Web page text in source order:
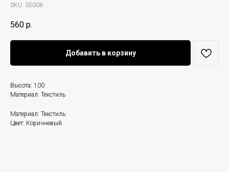
SKU: 35006
560 р.
Добавить в корзину
Высота: 100
Материал: Текстиль
Материал: Текстиль
Цвет: Коричневый